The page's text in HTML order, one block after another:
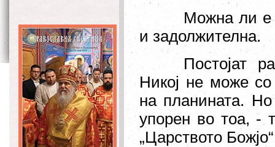
Можна ли е
и задолжителна.
Постојат
Никој не може
на планината.
упорен во тоа, -
„Царството Божјо